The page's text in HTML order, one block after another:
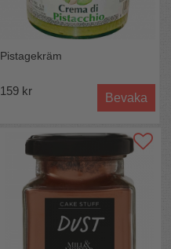
Pistagekräm
159 kr
Bevaka